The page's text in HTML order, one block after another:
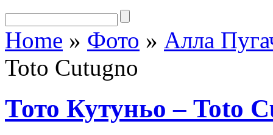
Home » Фото » Алла
Toto Cutugno
Тото Кутуньо – Toto